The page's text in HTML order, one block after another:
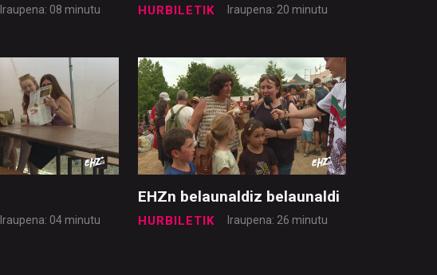
Iraupena: 08 minutu HURBILETIK Iraupena: 20 minutu
Iraupena: 04 minutu
EHZn belaunaldiz belaunaldi
HURBILETIK Iraupena: 26 minutu